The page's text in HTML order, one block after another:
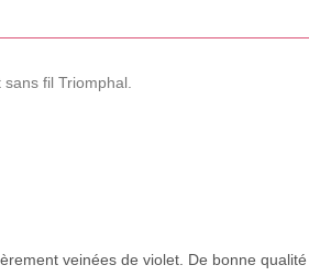
fil Triomphal.
veinées de violet. De bonne qualité